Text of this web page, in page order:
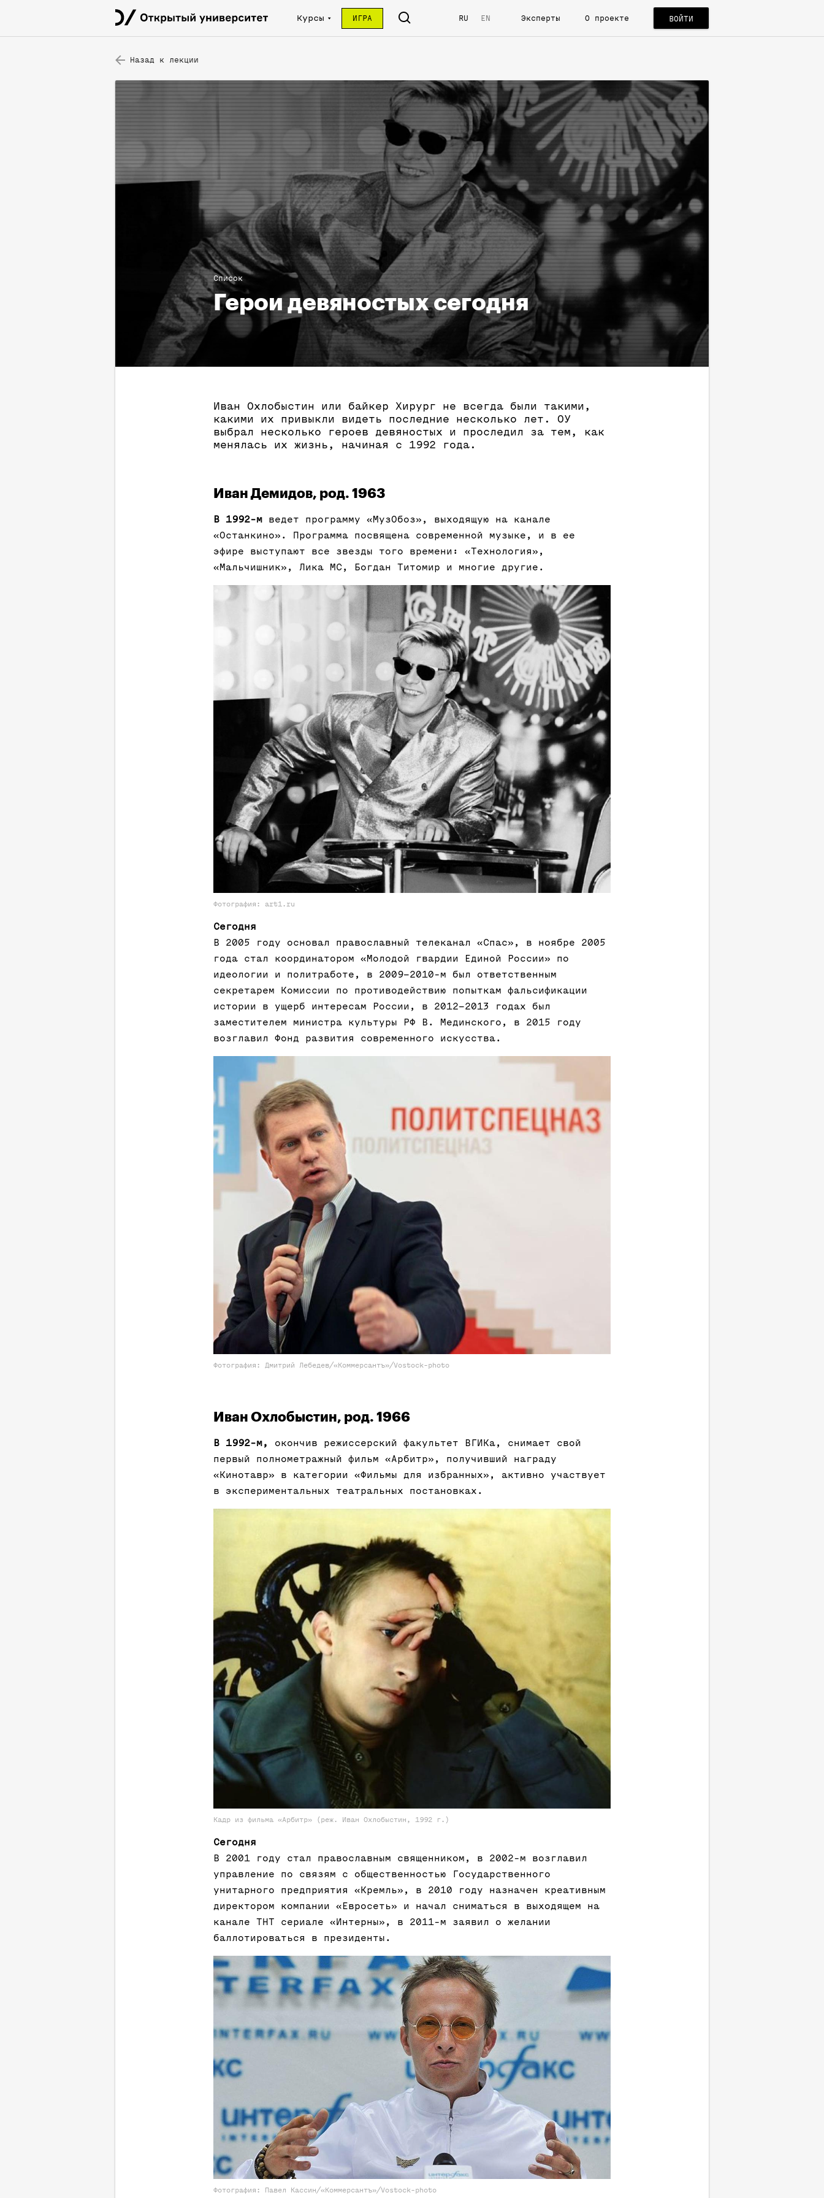
Курсы ИГРА RU EN Эксперты О проекте ВОЙТИ
Назад к лекции
Список
Герои девяностых сегодня
Иван Охлобыстин или байкер Хирург не всегда были такими,
какими их привыкли видеть последние несколько лет. ОУ
выбрал несколько героев девяностых и проследил за тем, как
менялась их жизнь, начиная с 1992 года.
Иван Демидов, род. 1963
В 1992-м ведет программу «МузОбоз», выходящую на канале
«Останкино». Программа посвящена современной музыке, и в ее
эфире выступают все звезды того времени: «Технология»,
«Мальчишник», Лика MC, Богдан Титомир и многие другие.
Фотография: art1.ru
Сегодня
В 2005 году основал православный телеканал «Спас», в ноябре 2005
года стал координатором «Молодой гвардии Единой России» по
идеологии и политработе, в 2009–2010-м был ответственным
секретарем Комиссии по противодействию попыткам фальсификации
истории в ущерб интересам России, в 2012–2013 годах был
заместителем министра культуры РФ В. Мединского, в 2015 году
возглавил Фонд развития современного искусства.
Фотография: Дмитрий Лебедев/«Коммерсантъ»/Vostock-photo
Иван Охлобыстин, род. 1966
В 1992-м,
окончив режиссерский факультет ВГИКа, снимает свой
первый полнометражный фильм «Арбитр», получивший награду
«Кинотавр» в категории «Фильмы для избранных», активно участвует
в экспериментальных театральных постановках.
Кадр из фильма «Арбитр» (реж. Иван Охлобыстин, 1992 г.)
Сегодня
В 2001 году стал православным священником, в 2002-м возглавил
управление по связям с общественностью Государственного
унитарного предприятия «Кремль», в 2010 году назначен креативным
директором компании «Евросеть» и начал сниматься в выходящем на
канале ТНТ сериале «Интерны», в 2011-м заявил о желании
баллотироваться в президенты.
Фотография: Павел Кассин/«Коммерсантъ»/Vostock-photo